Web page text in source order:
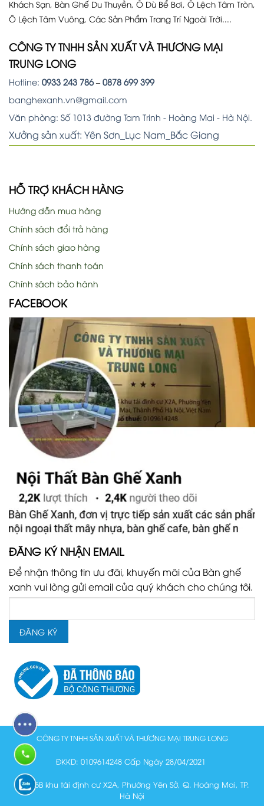
Khách Sạn, Bàn Ghế Du Thuyền, Ô Dù Bể Bơi, Ô Lệch Tâm Tròn,
Ô Lệch Tâm Vuông, Các Sản Phẩm Trang Trí Ngoài Trời....
CÔNG TY TNHH SẢN XUẤT VÀ THƯƠNG MẠI
TRUNG LONG
Hotline: 0933 243 786– 0878 699 399
banghexanh.vn@gmail.com
Văn phòng: Số 1013 đường Tam Trinh - Hoàng Mai - Hà Nội.
Xưởng sản xuất: Yên Sơn_Lục Nam_Bắc Giang
HỖ TRỢ KHÁCH HÀNG
Hướng dẫn mua hàng
Chính sách đổi trả hàng
Chính sách giao hàng
Chính sách thanh toán
Chính sách bảo hành
FACEBOOK
ĐĂNG KÝ NHẬN EMAIL
Để nhận thông tin ưu đãi, khuyến mãi của Bàn ghế
xanh vui lòng gửi email của quý khách cho chúng tôi.
CÔNG TY TNHH SẢN XUẤT VÀ THƯƠNG MẠI TRUNG LONG
ĐKKD: 0109614248 Cấp Ngày 28/04/2021
Lô N15B khu tái định cư X2A, Phường Yên Sở, Q. Hoàng Mai, TP.
Hà Nội